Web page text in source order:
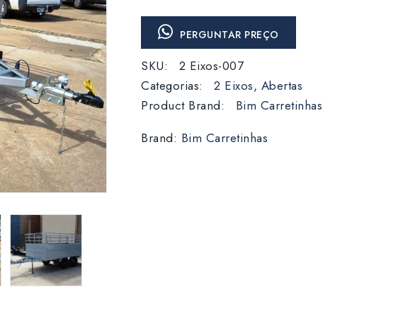
PERGUNTAR PREÇO
SKU:
2 Eixos-007
Categorias:
2 Eixos, Abertas
Product Brand:
Bim Carretinhas
Brand: Bim Carretinhas